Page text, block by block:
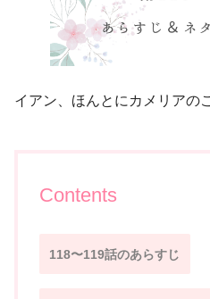
イアン、ほんとにカメリアの
Contents
118〜119話のあらすじ